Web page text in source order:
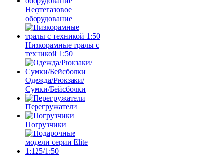
Нефтегазовое
оборудование
Низкорамные тралы с
техникой 1:50
Одежда/Рюкзаки/
Сумки/Бейсболки
Перегружатели
Погрузчики